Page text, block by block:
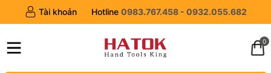
Tài khoản Hotline 0983.767.458 - 0932.055.682
0